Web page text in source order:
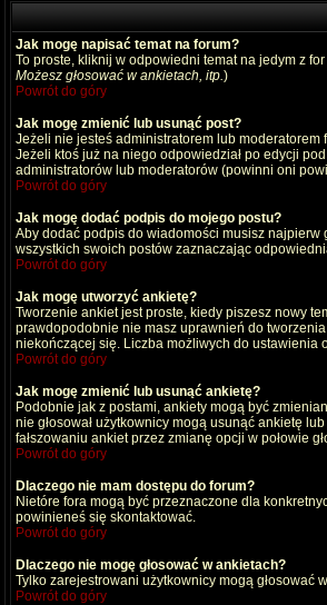
Jak mogę napisać temat na forum?
To proste, kliknij w odpowiedni temat na jedym z
Możesz głosować w ankietach, itp.)
Powrót do góry
Jak mogę zmienić lub usunąć post?
Jeżeli nie jesteś administratorem lub
Jeżeli ktoś już na niego odpowiedział po edycji
administratorów lub moderatorów (powinni oni
Powrót do góry
Jak mogę dodać podpis do mojego postu?
Aby dodać podpis do wiadomości musisz najpierw
wszystkich swoich postów zaznaczając
Powrót do góry
Jak mogę utworzyć ankietę?
Tworzenie ankiet jest proste, kiedy piszesz nowy
prawdopodobnie nie masz uprawnień do
niekończącej się. Liczba możliwych do ustawienia
Powrót do góry
Jak mogę zmienić lub usunąć ankietę?
Podobnie jak z postami, ankiety mogą być
nie głosował użytkownicy mogą usunąć ankietę
fałszowaniu ankiet przez zmianę opcji w połowie
Powrót do góry
Dlaczego nie mam dostępu do forum?
Nietóre fora mogą być przeznaczone dla
powinieneś się skontaktować.
Powrót do góry
Dlaczego nie mogę głosować w ankietach?
Tylko zarejestrowani użytkownicy mogą głosować
Powrót do góry